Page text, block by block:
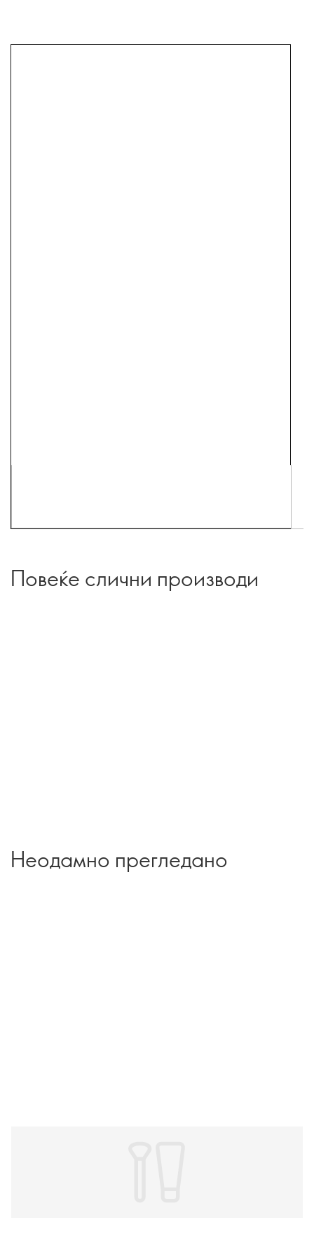
Повеќе слични производи
Неодамно прегледано